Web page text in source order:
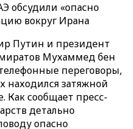
обсудили «опасно
вокруг Ирана
Путин и президент
Мухаммед бен
переговоры,
находился затяжной
Как сообщает пресс-
детально
опасно